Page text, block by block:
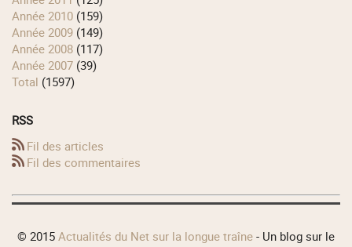
année 2010 (159)
année 2009 (149)
année 2008 (117)
année 2007 (39)
total (1597)
RSS
Fil des articles
Fil des commentaires
© 2015 Actualités du Net sur la longue traîne - Un blog sur le